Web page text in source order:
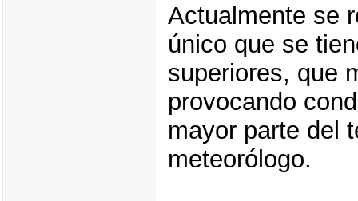
Actualmente se
único que se
superiores, que
provocando
mayor parte del
meteorólogo.